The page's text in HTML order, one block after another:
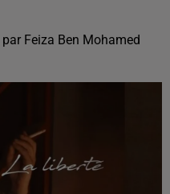
Feiza Ben Mohamed